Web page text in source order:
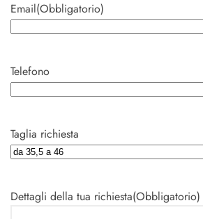
Email(Obbligatorio)
Telefono
Taglia richiesta
Dettagli della tua richiesta(Obbligatorio)